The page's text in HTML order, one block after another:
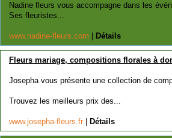
Nadine fleurs vous accompagne dans les
Ses fleuristes...
www.nadine-fleurs.com Détails
Fleurs mariage, compositions florales à
Josepha vous présente une collection de
Trouvez les meilleurs prix des...
www.josepha-fleurs.fr Détails